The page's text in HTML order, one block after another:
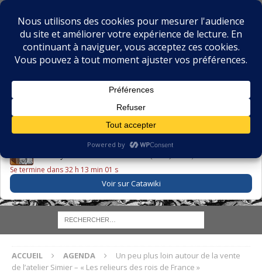
BIBLIOPHILIE.COM
LE BLOG DU BIBLIOPHILE, DES BIBLIOPHILES, DE LA
LE LIVRE DU JOUR
Se termine dans 32 h 13 min 00 s
Voir sur Catawiki
ACCUEIL AGENDA
Un peu plus loin autour de la vente
de l’atelier Simier – « Les relieurs des rois de France »